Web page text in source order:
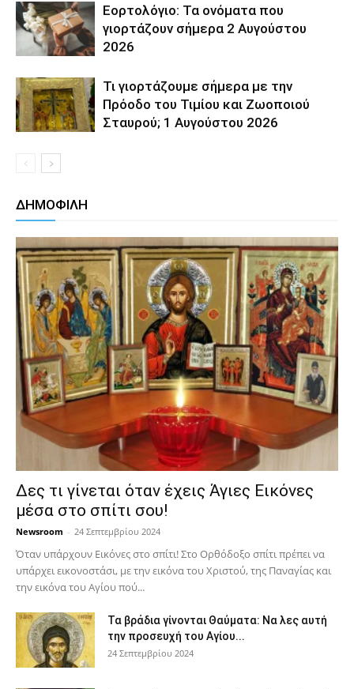
Εορτολόγιο: Τα ονόματα που
γιορτάζουν σήμερα 2 Αυγούστου
2026
Τι γιορτάζουμε σήμερα με την
Πρόοδο του Τιμίου και Ζωοποιού
Σταυρού; 1 Αυγούστου 2026
ΔΗΜΟΦΙΛΗ
Δες τι γίνεται όταν έχεις Άγιες Εικόνες
μέσα στο σπίτι σου!
Newsroom - 24 Σεπτεμβρίου 2024
Όταν υπάρχουν Εικόνες στο σπίτι! Στο Ορθόδοξο σπίτι πρέπει να
υπάρχει εικονοστάσι, με την εικόνα του Χριστού, της Παν­αγίας και
την εικόνα του Αγίου πού...
Τα βράδια γίνονται Θαύματα: Να λες αυτή
την προσευχή του Αγίου...
24 Σεπτεμβρίου 2024